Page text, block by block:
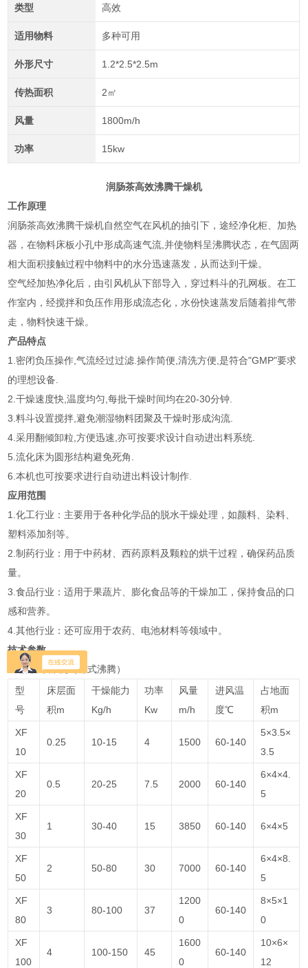
类型 高效
适用物料 多种可用
外形尺寸 1.2*2.5*2.5m
传热面积 2㎡
风量 1800m/h
功率 15kw
润肠茶高效沸腾干燥机
工作原理
润肠茶高效沸腾干燥机自然空气在风机的抽引下，途经净化柜、加热
器，在物料床板小孔中形成高速气流,并使物料呈沸腾状态，在气固两
相大面积接触过程中物料中的水分迅速蒸发，从而达到干燥。
空气经加热净化后，由引风机从下部导入，穿过料斗的孔网板。在工
作室内，经搅拌和负压作用形成流态化，水份快速蒸发后随着排气带
走，物料快速干燥。
产品特点
1.密闭负压操作,气流经过过滤.操作简便,清洗方便,是符合"GMP"要求
的理想设备.
2.干燥速度快,温度均匀,每批干燥时间均在20-30分钟.
3.料斗设置搅拌,避免潮湿物料团聚及干燥时形成沟流.
4.采用翻倾卸粒,方便迅速,亦可按要求设计自动进出料系统.
5.流化床为圆形结构避免死角.
6.本机也可按要求进行自动进出料设计制作.
应用范围
1.化工行业：主要用于各种化学品的脱水干燥处理，如颜料、染料、
塑料添加剂等。
2.制药行业：用于中药材、西药原料及颗粒的烘干过程，确保药品质
量。
3.食品行业：适用于果蔬片、膨化食品等的干燥加工，保持食品的口
感和营养。
4.其他行业：还可应用于农药、电池材料等领域中。
技术参数
XF沸腾干燥机（卧式沸腾）
型
号
床层面
积m
干燥能力
Kg/h
功率
Kw
风量
m/h
进风温
度℃
占地面
积m
XF
10
0.25 10-15 4 1500 60-140
5×3.5×
3.5
XF
20
0.5 20-25 7.5 2000 60-140
6×4×4.
5
XF
30
1 30-40 15 3850 60-140 6×4×5
XF
50
2 50-80 30 7000 60-140
6×4×8.
5
XF
80
3 80-100 37
1200
0
60-140
8×5×1
0
XF
100
4 100-150 45
1600
0
60-140
10×6×
12